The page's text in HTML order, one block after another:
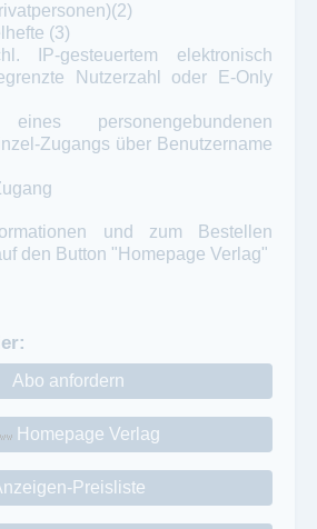
(3)
IP-gesteuertem elektronisch
Nutzerzahl oder E-Only
personengebundenen
Zugangs über Benutzername
und zum Bestellen
den Button "Homepage Verlag"
Abo anfordern
Homepage Verlag
Preisliste